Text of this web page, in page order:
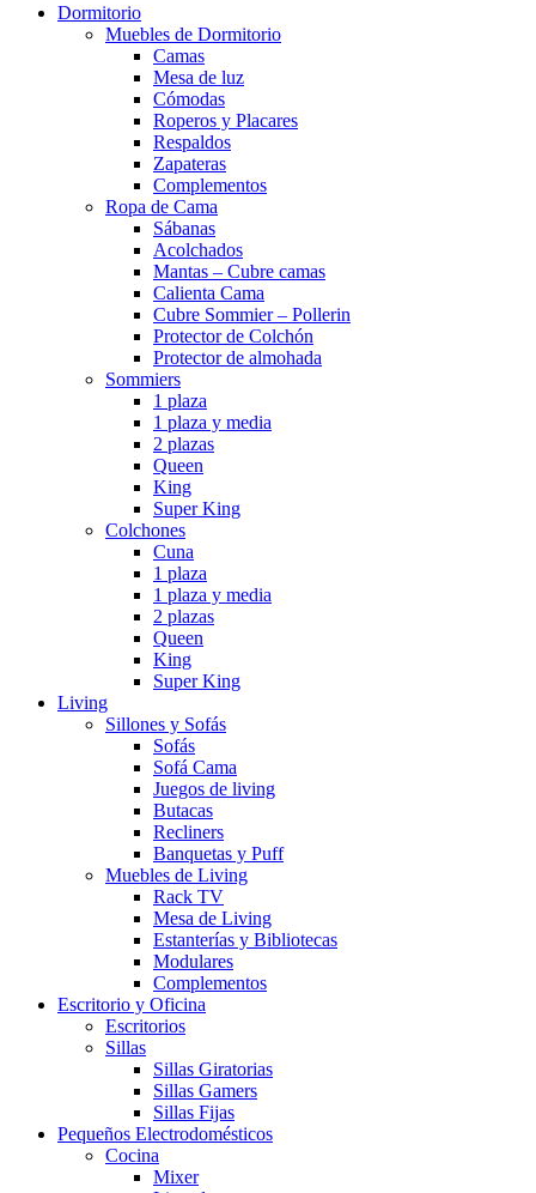
Dormitorio
Muebles de Dormitorio
Camas
Mesa de luz
Cómodas
Roperos y Placares
Respaldos
Zapateras
Complementos
Ropa de Cama
Sábanas
Acolchados
Mantas – Cubre camas
Calienta Cama
Cubre Sommier – Pollerin
Protector de Colchón
Protector de almohada
Sommiers
1 plaza
1 plaza y media
2 plazas
Queen
King
Super King
Colchones
Cuna
1 plaza
1 plaza y media
2 plazas
Queen
King
Super King
Living
Sillones y Sofás
Sofás
Sofá Cama
Juegos de living
Butacas
Recliners
Banquetas y Puff
Muebles de Living
Rack TV
Mesa de Living
Estanterías y Bibliotecas
Modulares
Complementos
Escritorio y Oficina
Escritorios
Sillas
Sillas Giratorias
Sillas Gamers
Sillas Fijas
Pequeños Electrodomésticos
Cocina
Mixer